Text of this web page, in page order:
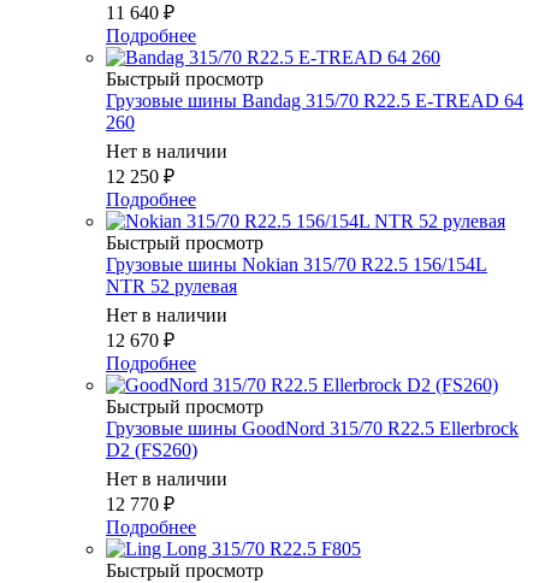
11 640 ₽
Подробнее
Быстрый просмотр
Грузовые шины Bandag 315/70 R22.5 E-TREAD 64
260
Нет в наличии
12 250 ₽
Подробнее
Быстрый просмотр
Грузовые шины Nokian 315/70 R22.5 156/154L
NTR 52 рулевая
Нет в наличии
12 670 ₽
Подробнее
Быстрый просмотр
Грузовые шины GoodNord 315/70 R22.5 Ellerbrock
D2 (FS260)
Нет в наличии
12 770 ₽
Подробнее
Быстрый просмотр